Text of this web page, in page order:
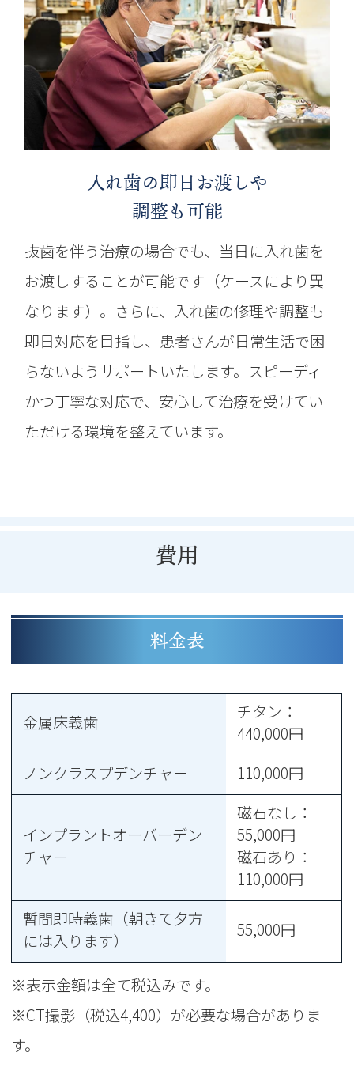
入れ歯の即日お渡しや
調整も可能
抜歯を伴う治療の場合でも、当日に入れ歯を
お渡しすることが可能です（ケースにより異
なります）。さらに、入れ歯の修理や調整も
即日対応を目指し、患者さんが日常生活で困
らないようサポートいたします。スピーディ
かつ丁寧な対応で、安心して治療を受けてい
ただける環境を整えています。
費用
料金表
金属床義歯
チタン：
440,000円
ノンクラスプデンチャー
110,000円
インプラントオーバーデン
チャー
磁石なし：
55,000円
磁石あり：
110,000円
暫間即時義歯（朝きて夕方
には入ります）
55,000円
※表示金額は全て税込みです。
※CT撮影（税込4,400）が必要な場合がありま
す。